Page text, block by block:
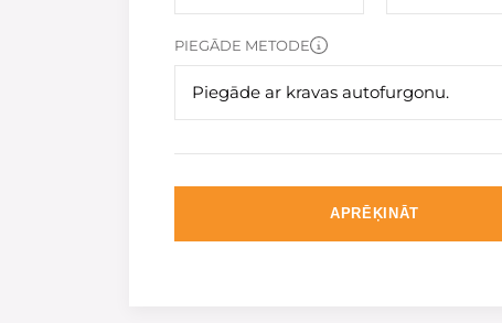
PIEGĀDE METODE
Piegāde ar kravas autofurgonu.
APRĒĶINĀT